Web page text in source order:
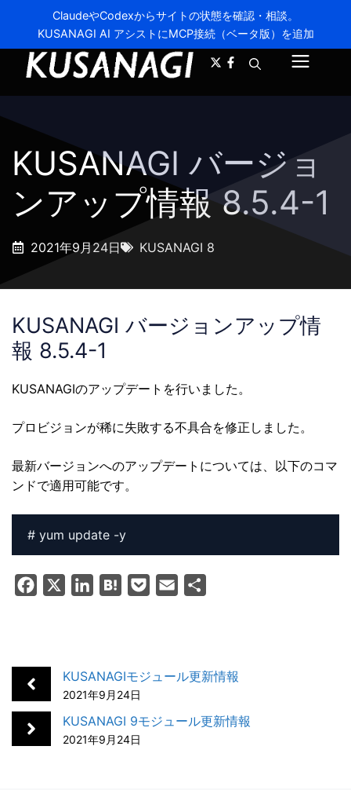
ClaudeやCodexからサイトの状態を確認・相談。
KUSANAGI AI アシストにMCP接続（ベータ版）を追加
ニ
KUSANAGI バージョ
ンアップ情報 8.5.4-1
2021年9月24日 KUSANAGI 8
KUSANAGI バージョンアップ情
報 8.5.4-1
KUSANAGIのアップデートを行いました。
プロビジョンが稀に失敗する不具合を修正しました。
最新バージョンへのアップデートについては、以下のコマ
ンドで適用可能です。
# yum update -y
o
e
d
I
n
n
a
e
l
KUSANAGIモジュール更新情報
2021年9月24日
KUSANAGI 9モジュール更新情報
2021年9月24日
A- A+